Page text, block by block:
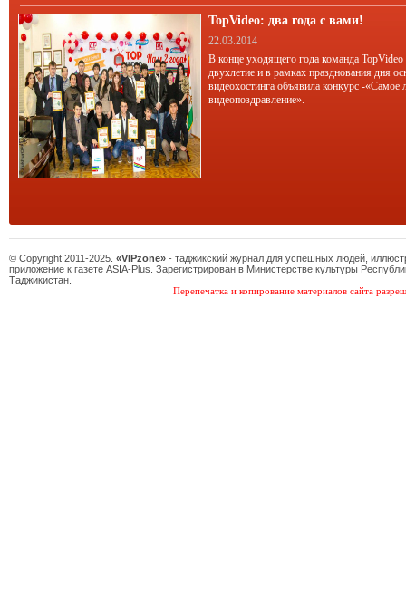
TopVideo: два года с вами!
22.03.2014
В конце уходящего года команда TopVideo
двухлетие и в рамках празднования дня
видеохостинга объявила конкурс -«Самое
видеопоздравление».
© Copyright 2011-2025. «VIPzone» - таджикский журнал для успешных людей,
приложение к газете ASIA-Plus. Зарегистрирован в Министерстве культуры
Таджикистан.
Перепечатка и копирование материалов сайта